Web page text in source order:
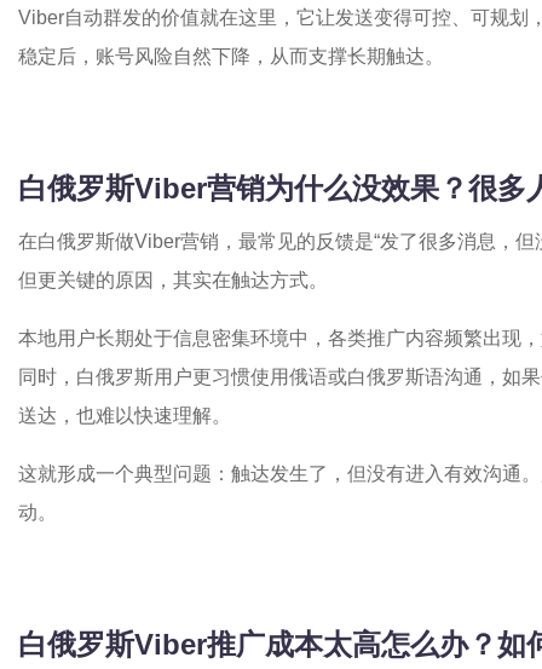
Viber自动群发的价值就在这里，它让发送变得可控、可规划
稳定后，账号风险自然下降，从而支撑长期触达。
白俄罗斯Viber营销为什么没效果？很多
在白俄罗斯做Viber营销，最常见的反馈是“发了很多消息，
但更关键的原因，其实在触达方式。
本地用户长期处于信息密集环境中，各类推广内容频繁出现
同时，白俄罗斯用户更习惯使用俄语或白俄罗斯语沟通，如
送达，也难以快速理解。
这就形成一个典型问题：触达发生了，但没有进入有效沟通
动。
白俄罗斯Viber推广成本太高怎么办？如